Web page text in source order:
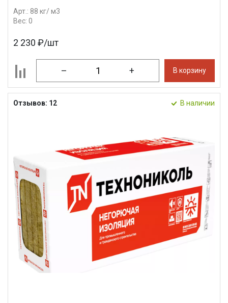
Арт.: 88 кг/ м3
Вес: 0
2 230 ₽/шт
– + В корзину
Отзывов: 12 В наличии